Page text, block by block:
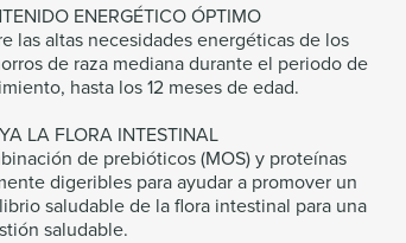
ENERGÉTICO ÓPTIMO
las altas necesidades energéticas de los
de raza mediana durante el periodo de
hasta los 12 meses de edad.
LA FLORA INTESTINAL
de prebióticos (MOS) y proteínas
digeribles para ayudar a promover un
saludable de la flora intestinal para una
saludable.